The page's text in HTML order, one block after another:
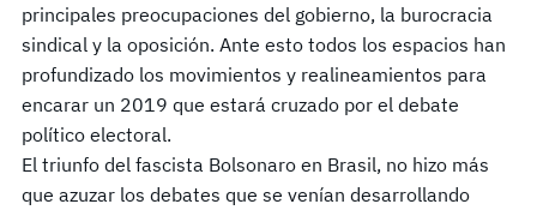
principales preocupaciones del gobierno, la burocracia
sindical y la oposición. Ante esto todos los espacios han
profundizado los movimientos y realineamientos para
encarar un 2019 que estará cruzado por el debate
político electoral.
El triunfo del fascista Bolsonaro en Brasil, no hizo más
que azuzar los debates que se venían desarrollando